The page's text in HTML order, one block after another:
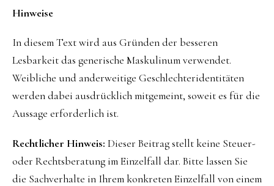
Hinweise
In diesem Text wird aus Gründen der besseren
Lesbarkeit das generische Maskulinum verwendet.
Weibliche und anderweitige Geschlechteridentitäten
werden dabei ausdrücklich mitgemeint, soweit es für die
Aussage erforderlich ist.
Rechtlicher Hinweis: Dieser Beitrag stellt keine Steuer-
oder Rechtsberatung im Einzelfall dar. Bitte lassen Sie
die Sachverhalte in Ihrem konkreten Einzelfall von einem